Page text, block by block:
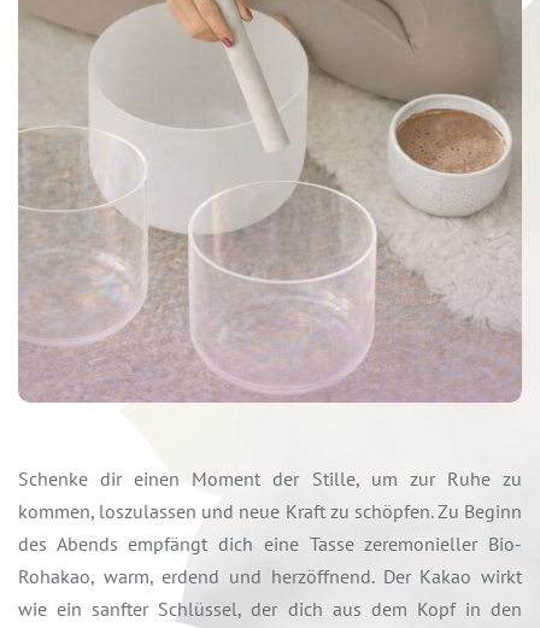
Schenke dir einen Moment der Stille, um zur Ruhe zu
kommen, loszulassen und neue Kraft zu schöpfen. Zu Beginn
des Abends empfängt dich eine Tasse zeremonieller Bio-
Rohakao, warm, erdend und herzöffnend. Der Kakao wirkt
wie ein sanfter Schlüssel, der dich aus dem Kopf in den